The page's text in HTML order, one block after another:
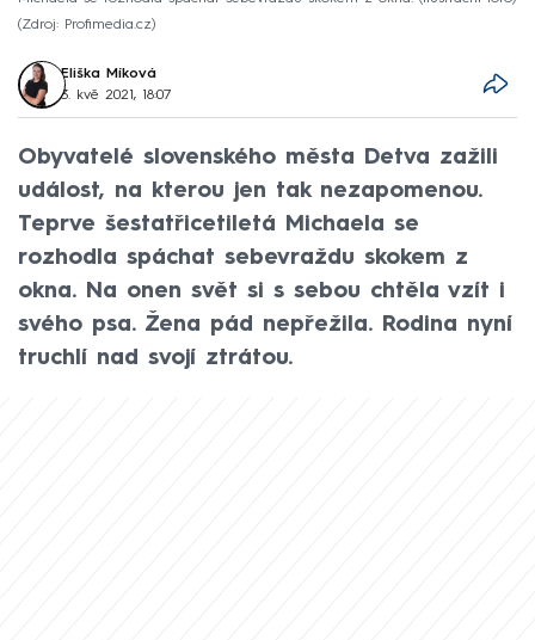
Zdroj: Profimedia.cz
Eliška Míková
3. kvě 2021, 18:07
Obyvatelé slovenského města Detva zažili
událost, na kterou jen tak nezapomenou.
Teprve šestatřicetiletá Michaela se
rozhodla spáchat sebevraždu skokem z
okna. Na onen svět si s sebou chtěla vzít i
svého psa. Žena pád nepřežila. Rodina nyní
truchlí nad svojí ztrátou.